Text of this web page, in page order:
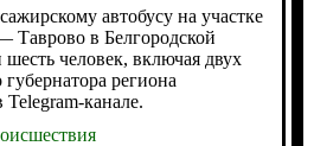
автобусу на участке
Таврово в Белгородской
человек, включая двух
региона
канале.